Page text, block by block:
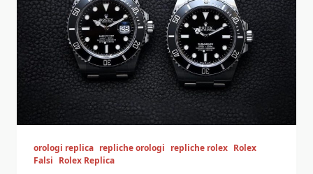
orologi replica repliche orologi repliche rolex Rolex
Falsi Rolex Replica